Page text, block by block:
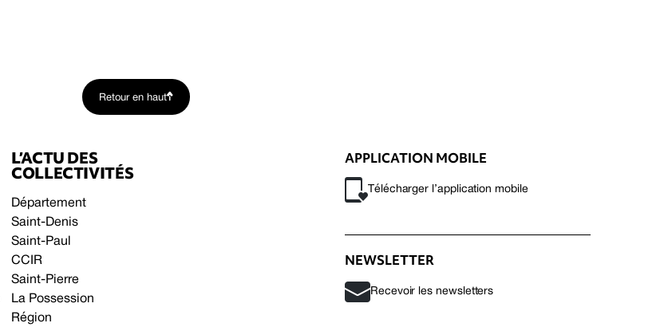
Retour en haut
L’ACTU DES
COLLECTIVITÉS
Département
Saint-Denis
Saint-Paul
CCIR
Saint-Pierre
La Possession
Région
APPLICATION MOBILE
Télécharger l’application mobile
NEWSLETTER
Recevoir les newsletters